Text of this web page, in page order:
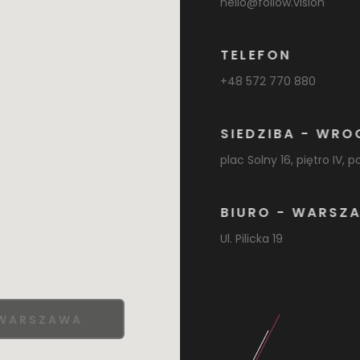
TELEFON
+48 572 770 880
SIEDZIBA -
plac Solny 16, piętro IV,
BIURO -
Ul. Pilicka 19